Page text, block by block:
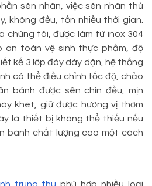
sên nhân, việc sên nhân thủ
không đều, tốn nhiều thời gian.
chúng tôi, được làm từ inox 304
an toàn vệ sinh thực phẩm, độ
kế 3 lớp đáy dày dặn, hệ thống
có thể điều chỉnh tốc độ, chảo
bánh được sên chín đều, mịn
khét, giữ được hương vị thơm
là thiết bị không thể thiếu nếu
bánh chất lượng cao một cách